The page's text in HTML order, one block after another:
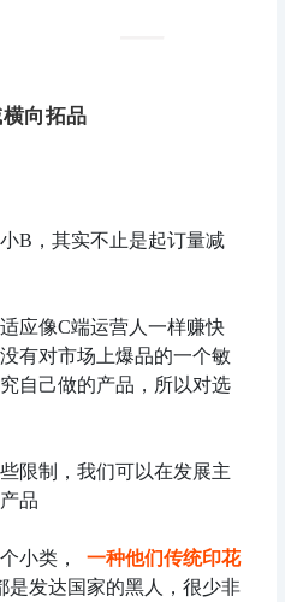
向拓品
B，其实不止是起订量减
应像C端运营人一样赚快
有对市场上爆品的一个敏
自己做的产品，所以对选
限制，我们可以在发展主
品
小类，
一种他们传统印花
是发达国家的黑人，很少非